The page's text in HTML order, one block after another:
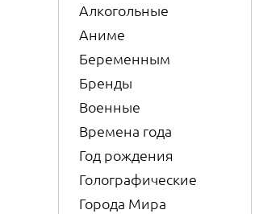
Алкогольные
Аниме
Беременным
Бренды
Военные
Времена года
Год рождения
Голографические
Города Мира